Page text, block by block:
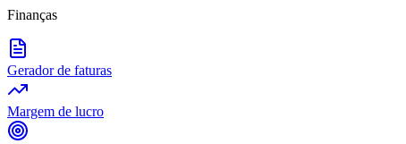
Finanças
Gerador de faturas
Margem de lucro